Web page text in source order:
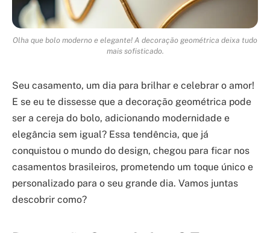
Olha que bolo moderno e elegante! A decoração geométrica deixa tudo
mais sofisticado.
Seu casamento, um dia para brilhar e celebrar o amor!
E se eu te dissesse que a decoração geométrica pode
ser a cereja do bolo, adicionando modernidade e
elegância sem igual? Essa tendência, que já
conquistou o mundo do design, chegou para ficar nos
casamentos brasileiros, prometendo um toque único e
personalizado para o seu grande dia. Vamos juntas
descobrir como?